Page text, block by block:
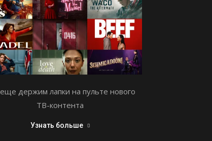
держим лапки на пульте нового
ТВ-контента
Узнать больше